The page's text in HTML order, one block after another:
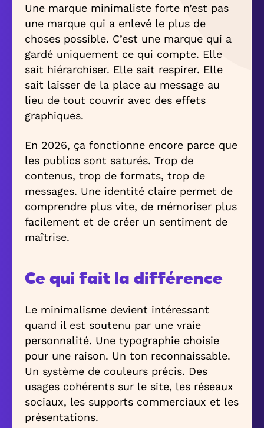
Une marque minimaliste forte n’est pas
une marque qui a enlevé le plus de
choses possible. C’est une marque qui a
gardé uniquement ce qui compte. Elle
sait hiérarchiser. Elle sait respirer. Elle
sait laisser de la place au message au
lieu de tout couvrir avec des effets
graphiques.
En 2026, ça fonctionne encore parce que
les publics sont saturés. Trop de
contenus, trop de formats, trop de
messages. Une identité claire permet de
comprendre plus vite, de mémoriser plus
facilement et de créer un sentiment de
maîtrise.
Ce qui fait la différence
Le minimalisme devient intéressant
quand il est soutenu par une vraie
personnalité. Une typographie choisie
pour une raison. Un ton reconnaissable.
Un système de couleurs précis. Des
usages cohérents sur le site, les réseaux
sociaux, les supports commerciaux et les
présentations.